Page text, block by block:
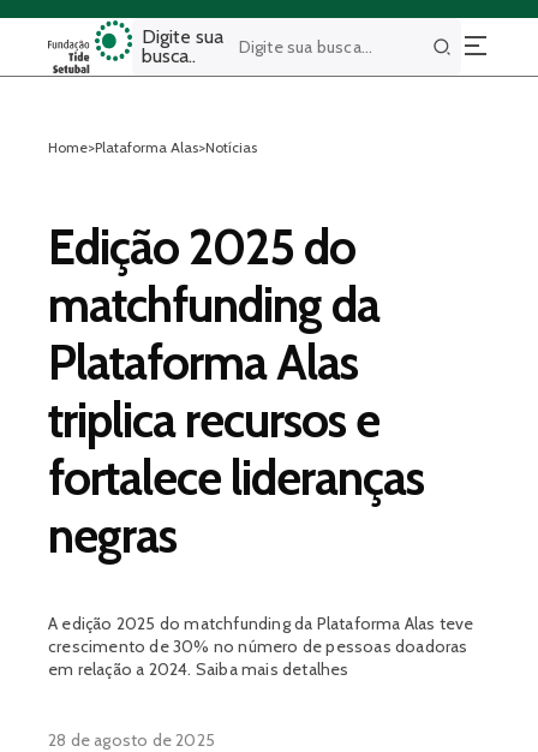
Digite sua
busca..
Buscar
Home>Plataforma Alas>Notícias
Edição 2025 do
matchfunding da
Plataforma Alas
triplica recursos e
fortalece lideranças
negras
A edição 2025 do matchfunding da Plataforma Alas teve
crescimento de 30% no número de pessoas doadoras
em relação a 2024. Saiba mais detalhes
28 de agosto de 2025